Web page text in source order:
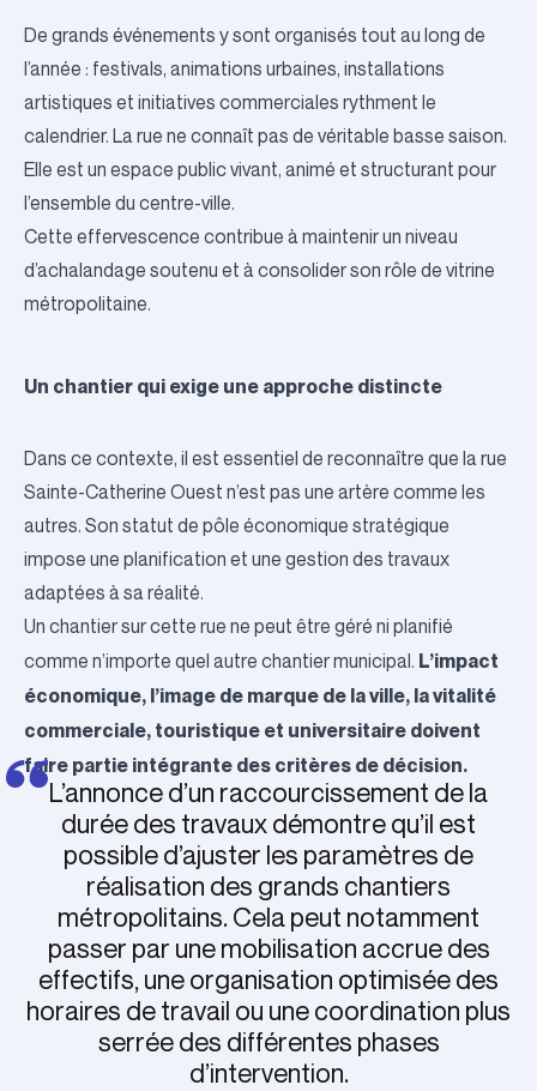
De grands événements y sont organisés tout au long de
l’année : festivals, animations urbaines, installations
artistiques et initiatives commerciales rythment le
calendrier. La rue ne connaît pas de véritable basse saison.
Elle est un espace public vivant, animé et structurant pour
l’ensemble du centre-ville.
Cette effervescence contribue à maintenir un niveau
d’achalandage soutenu et à consolider son rôle de vitrine
métropolitaine.
Un chantier qui exige une approche distincte
Dans ce contexte, il est essentiel de reconnaître que la rue
Sainte-Catherine Ouest n’est pas une artère comme les
autres. Son statut de pôle économique stratégique
impose une planification et une gestion des travaux
adaptées à sa réalité.
Un chantier sur cette rue ne peut être géré ni planifié
comme n’importe quel autre chantier municipal. L’impact
économique, l’image de marque de la ville, la vitalité
commerciale, touristique et universitaire doivent
faire partie intégrante des critères de décision.
L’annonce d’un raccourcissement de la
durée des travaux démontre qu’il est
possible d’ajuster les paramètres de
réalisation des grands chantiers
métropolitains. Cela peut notamment
passer par une mobilisation accrue des
effectifs, une organisation optimisée des
horaires de travail ou une coordination plus
serrée des différentes phases
d’intervention.